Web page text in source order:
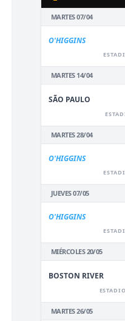
MARTES 07/04
O'HIGGINS
MARTES 14/04
SÃO PAULO
MARTES 28/04
O'HIGGINS
JUEVES 07/05
O'HIGGINS
MIÉRCOLES 20/05
BOSTON RIVER
MARTES 26/05